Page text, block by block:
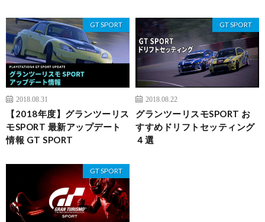
GT SPORT
2018.08.31
【2018年度】グランツーリス
モSPORT 最新アップデート
情報 GT SPORT
GT SPORT
2018.08.22
グランツーリスモSPORT お
すすめドリフトセッティング
４選
GT SPORT